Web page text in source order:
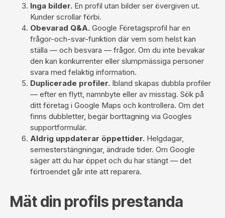
Inga bilder. En profil utan bilder ser övergiven ut.
Kunder scrollar förbi.
Obevarad Q&A. Google Företagsprofil har en
frågor-och-svar-funktion där vem som helst kan
ställa — och besvara — frågor. Om du inte bevakar
den kan konkurrenter eller slumpmässiga personer
svara med felaktig information.
Duplicerade profiler. Ibland skapas dubbla profiler
— efter en flytt, namnbyte eller av misstag. Sök på
ditt företag i Google Maps och kontrollera. Om det
finns dubbletter, begär borttagning via Googles
supportformulär.
Aldrig uppdaterar öppettider. Helgdagar,
semesterstängningar, ändrade tider. Om Google
säger att du har öppet och du har stängt — det
förtroendet går inte att reparera.
Mät din profils prestanda